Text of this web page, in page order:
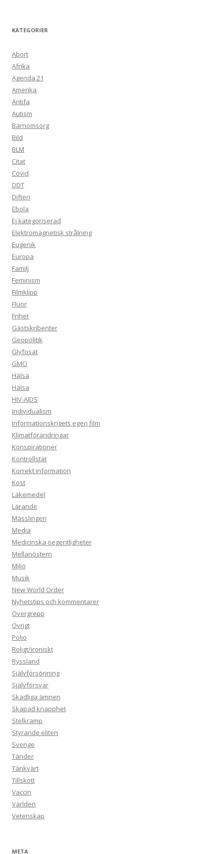
KATEGORIER
Abort
Afrika
Agenda 21
Amerika
Antifa
Autism
Barnomsorg
Bild
BLM
Citat
Covid
DDT
Difteri
Ebola
Ej kategoriserad
Elektromagnetisk strålning
Eugenik
Europa
Familj
Feminism
Filmklipp
Fluor
Frihet
Gästskribenter
Geopolitik
Glyfosat
GMO
Hälsa
Hälsa
HIV-AIDS
Individualism
Informationskrigets egen film
Klimatförändringar
Konspirationer
Kontrollstat
Korrekt information
Kost
Läkemedel
Lärande
Mässlingen
Media
Medicinska oegentligheter
Mellanöstern
Miljö
Musik
New World Order
Nyhetstips och kommentarer
Övergrepp
Övrigt
Polio
Roligt/ironiskt
Ryssland
Självförsörjning
Självförsvar
Skadliga ämnen
Skapad knapphet
Stelkramp
Styrande eliten
Sverige
Tänder
Tänkvärt
Tillskott
Vaccin
Världen
Vetenskap
META